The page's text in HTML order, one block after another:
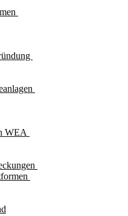
WEA